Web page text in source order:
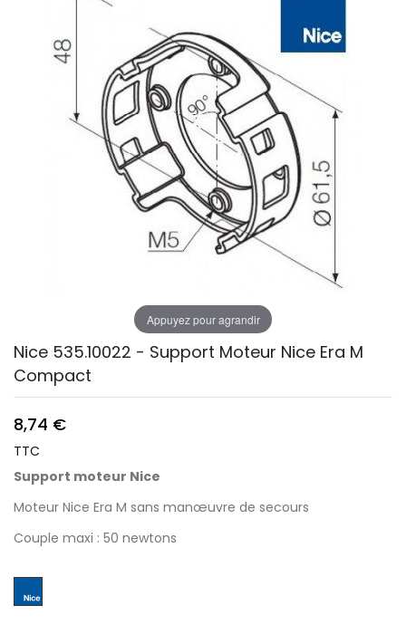
Appuyez pour agrandir
Nice 535.10022 - Support Moteur Nice Era M
Compact
8,74 €
TTC
Support moteur Nice
Moteur Nice Era M sans manœuvre de secours
Couple maxi : 50 newtons